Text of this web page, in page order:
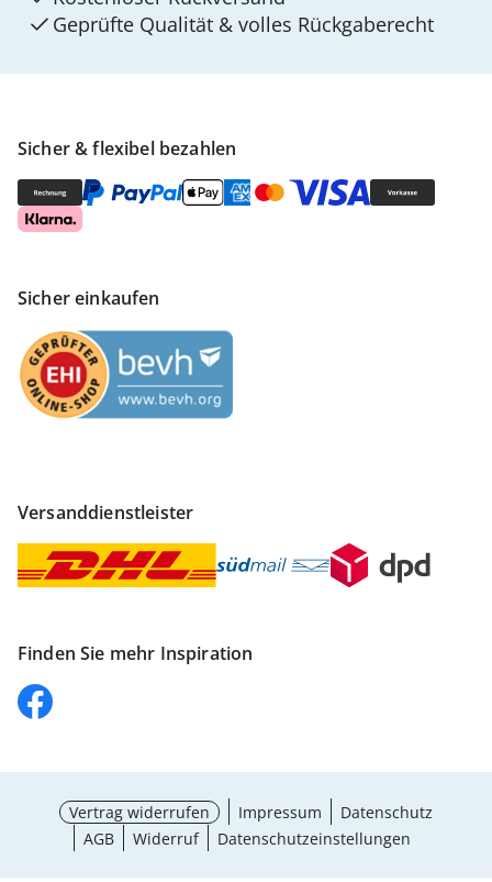
Sicher & flexibel bezahlen
Sicher einkaufen
Versanddienstleister
Finden Sie mehr Inspiration
Geprüfte Qualität & volles Rückgaberecht
Vertrag widerrufen Impressum
Datenschutz
AGB
Widerruf Datenschutzeinstellungen